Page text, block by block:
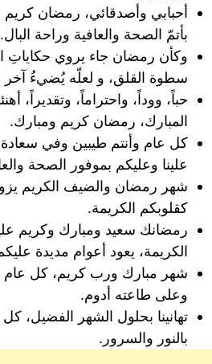
أحبابي وأصدقائي، رمضان كريم
بأتمّ الصحة والعافية وراحة البال.
وكأن رمضان جاء يروي حكاياتِ
سطوة القلق، و لعلّه يُضيءُ آخر
حباً، ووداً، واحتراماً، وتقديراً،
المبارك، رمضان كريم ومبارك.
كل عام وأنتم طيبين وفي سعادة
علينا وعليكم بموفور الصحة
شهر رمضان والضيف الكريم
كقلوبكم الكريمة.
رمضانك سعيد ومبارك وكريم
الكريمة، يعود أعوام مديدة
شهر مبارك ورب كريم، كل عام
وعلى طاعته أدوم.
تهانينا بحلول الشهر الفضيل،
بالنور والسرور.